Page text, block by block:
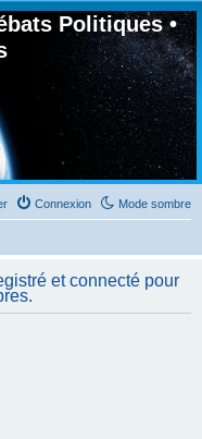
Politiques •
Mode sombre
Connexion
et connecté pour